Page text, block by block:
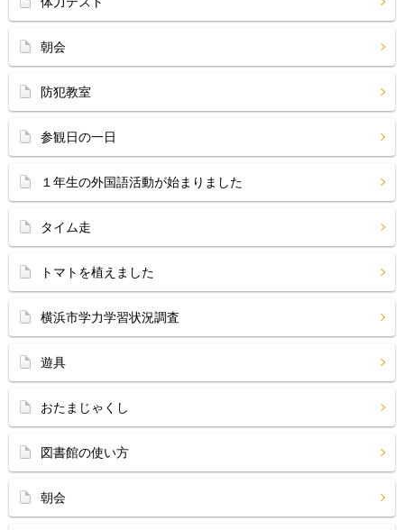
朝会
防犯教室
参観日の一日
１年生の外国語活動が始まりました
タイム走
トマトを植えました
横浜市学力学習状況調査
遊具
おたまじゃくし
図書館の使い方
朝会